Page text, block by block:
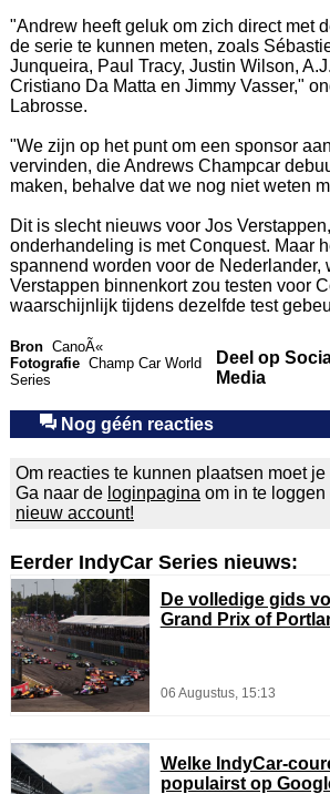
"Andrew heeft geluk om zich direct met
de serie te kunnen meten, zoals
Junqueira, Paul Tracy, Justin Wilson,
Cristiano Da Matta en Jimmy Vasser,"
Labrosse.
"We zijn op het punt om een sponsor
vervinden, die Andrews Champcar
maken, behalve dat we nog niet weten
Dit is slecht nieuws voor Jos
onderhandeling is met Conquest. Maar
spannend worden voor de Nederlander,
Verstappen binnenkort zou testen voor
waarschijnlijk tijdens dezelfde test
Bron CanoÃ«
Fotografie Champ Car World
Series
Deel op
Media
Nog géén reacties
Om reacties te kunnen plaatsen moet
Ga naar de loginpagina om in te loggen
nieuw account!
Eerder IndyCar Series nieuws:
De volledige gids
Grand Prix of
06 Augustus, 15:13
Welke IndyCar-
populairst op